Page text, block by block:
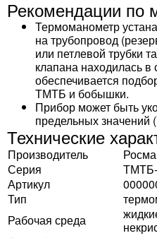
Рекомендации по
Термоманометр
на трубопровод
или петлевой трубки
клапана находилась в
обеспечивается
ТМТБ и бобышки.
Прибор может быть
предельных значений
Технические
Производитель
Росма
Серия
Артикул
Тип
Рабочая среда